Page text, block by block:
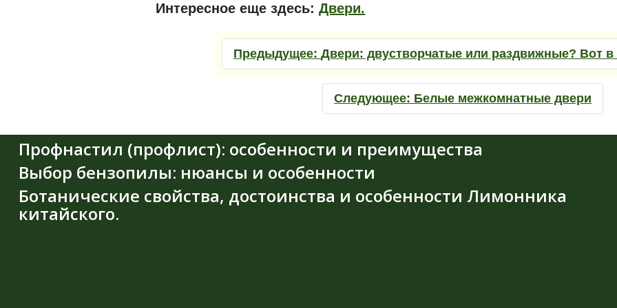
Интересное еще здесь:Двери.
Предыдущее: Двери: двустворчатые или раздвижные? Вот в
Следующее: Белые межкомнатные двери
Профнастил (профлист): особенности и преимущества
Выбор бензопилы: нюансы и особенности
Ботанические свойства, достоинства и особенности Лимонника
китайского.